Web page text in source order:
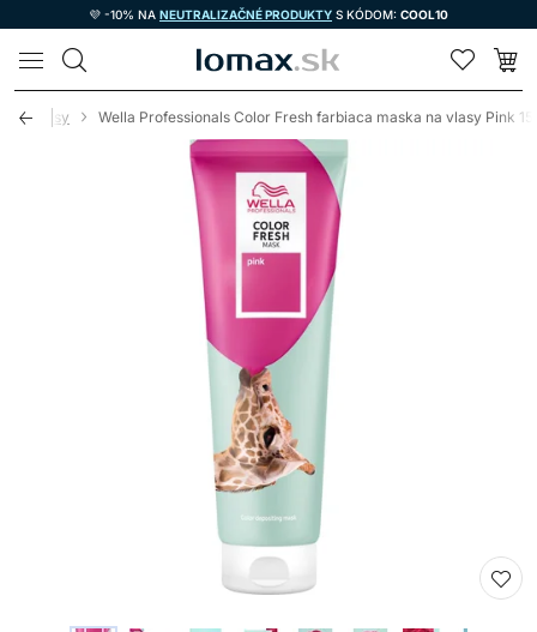
💜 -10% NA NEUTRALIZAČNÉ PRODUKTY S KÓDOM: COOL10
LOMAX
vlasy Wella Professionals Color Fresh farbiaca maska na vlasy Pink